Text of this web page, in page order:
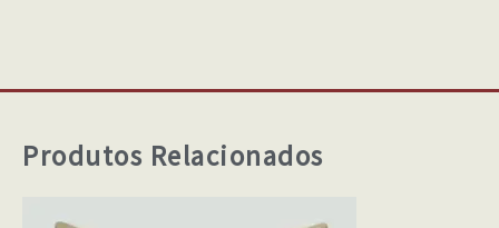
Produtos Relacionados